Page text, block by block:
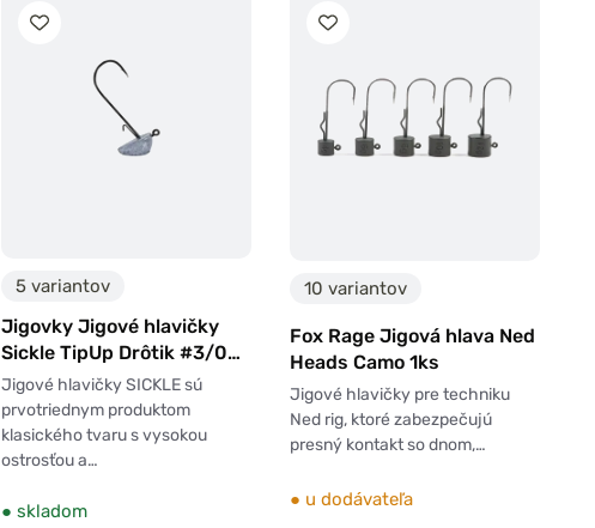
5 variantov
Jigovky Jigové hlavičky
Sickle TipUp Drôtik #3/0
5ks
Jigové hlavičky SICKLE sú
prvotriednym produktom
klasického tvaru s vysokou
ostrosťou a…
● skladom
10 variantov
Fox Rage Jigová hlava Ned
Heads Camo 1ks
Jigové hlavičky pre techniku
Ned rig, ktoré zabezpečujú
presný kontakt so dnom,…
● u dodávateľa